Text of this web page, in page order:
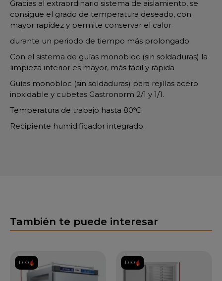
Gracias al extraordinario sistema de aislamiento, se
consigue el grado de temperatura deseado, con
mayor rapidez y permite conservar el calor
durante un periodo de tiempo más prolongado.
Con el sistema de guías monobloc (sin soldaduras) la
limpieza interior es mayor, más fácil y rápida
Guías monobloc (sin soldaduras) para rejillas acero
inoxidable y cubetas Gastronorm 2/1 y 1/1.
Temperatura de trabajo hasta 80ºC.
Recipiente humidificador integrado.
También te puede interesar
DTO. DTO.